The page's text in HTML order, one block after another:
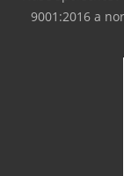
9001:2016 a